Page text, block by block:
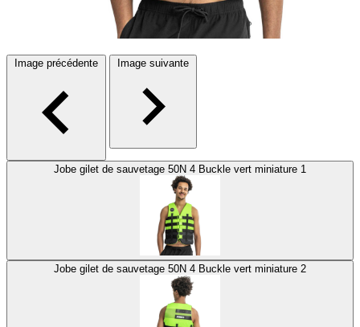
Image précédente Image suivante
Jobe gilet de sauvetage 50N 4 Buckle vert miniature 1
Jobe gilet de sauvetage 50N 4 Buckle vert miniature 2